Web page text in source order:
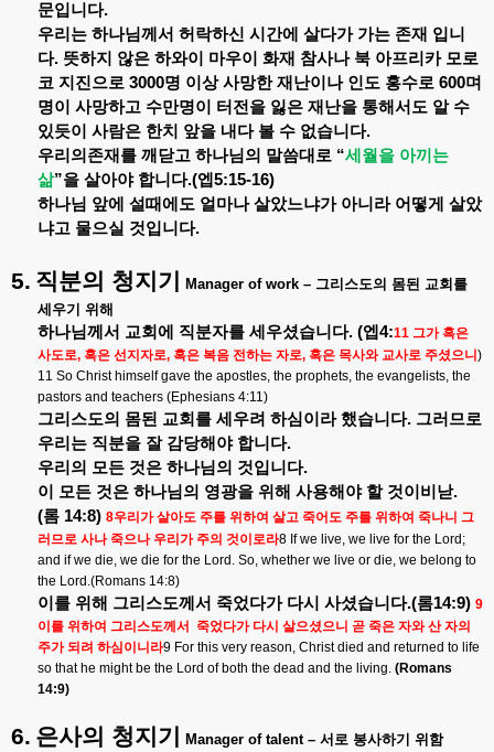
문입니다.
우리는 하나님께서 허락하신 시간에 살다가 가는 존재 입니
다. 뜻하지 않은 하와이 마우이 화재 참사나 북 아프리카 모로
코 지진으로 3000명 이상 사망한 재난이나 인도 홍수로 600며
명이
사망하고 수만명이 터전을 잃은 재난을 통해서도 알 수
있듯이
사람은 한치 앞을 내다 볼 수 없습니다.
우리의존재를 깨닫고 하나님의 말씀대로 “세월을 아끼는
삶”을 살아야 합니다.(엡5:15-16)
하나님 앞에 설때에도 얼마나 살았느냐가 아니라 어떻게
살았
냐고 물으실 것입니다.
5. 직분의 청지기 Manager of work – 그리스도의 몸된 교회를
세우기 위해
하나님께서 교회에 직분자를 세우셨습니다. (엡4:11 그가 혹은
사도로, 혹은 선지자로, 혹은 복음 전하는 자로, 혹은 목사와 교사로 주셨으니 )
11 So Christ himself gave the apostles, the prophets, the evangelists, the
pastors and teachers (Ephesians 4:11)
그리스도의 몸된 교회를 세우려 하심이라 했습니다. 그러므로
우리는 직분을 잘 감당해야 합니다.
우리의 모든 것은 하나님의 것입니다.
이
모든 것은 하나님의 영광을 위해 사용해야 할 것이비낟.
(롬 14:8) 8우리가 살아도 주를 위하여 살고 죽어도 주를 위하여 죽나니 그
러므로 사나 죽으나 우리가 주의 것이로라8 If we live, we live for the Lord;
and if we die, we die for the Lord. So, whether we live or die, we belong to
the Lord.(Romans 14:8)
이를 위해 그리스도께서 죽었다가 다시 사셨습니다.(롬14:9) 9
이를 위하여 그리스도께서 죽었다가 다시 살으셨으니 곧 죽은 자와 산 자의
주가 되려 하심이니라9 For this very reason, Christ died and returned to life
so that he might be the Lord of both the dead and the living. (Romans
14:9)
6. 은사의 청지기 Manager of talent – 서로 봉사하기 위함